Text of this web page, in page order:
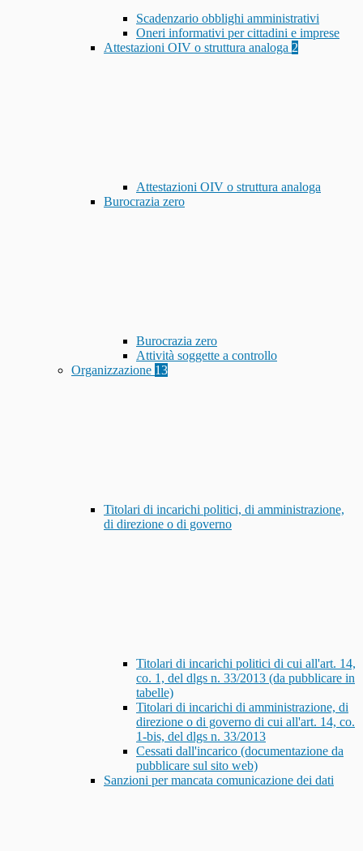
Scadenzario obblighi amministrativi
Oneri informativi per cittadini e imprese
Attestazioni OIV o struttura analoga 2
Attestazioni OIV o struttura analoga
Burocrazia zero
Burocrazia zero
Attività soggette a controllo
Organizzazione 13
Titolari di incarichi politici, di amministrazione,
di direzione o di governo
Titolari di incarichi politici di cui all'art. 14,
co. 1, del dlgs n. 33/2013 (da pubblicare in
tabelle)
Titolari di incarichi di amministrazione, di
direzione o di governo di cui all'art. 14, co.
1-bis, del dlgs n. 33/2013
Cessati dall'incarico (documentazione da
pubblicare sul sito web)
Sanzioni per mancata comunicazione dei dati